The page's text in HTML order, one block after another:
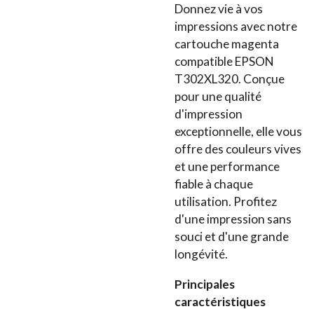
Donnez vie à vos
impressions avec notre
cartouche magenta
compatible EPSON
T302XL320. Conçue
pour une qualité
d'impression
exceptionnelle, elle vous
offre des couleurs vives
et une performance
fiable à chaque
utilisation. Profitez
d'une impression sans
souci et d'une grande
longévité.
Principales
caractéristiques